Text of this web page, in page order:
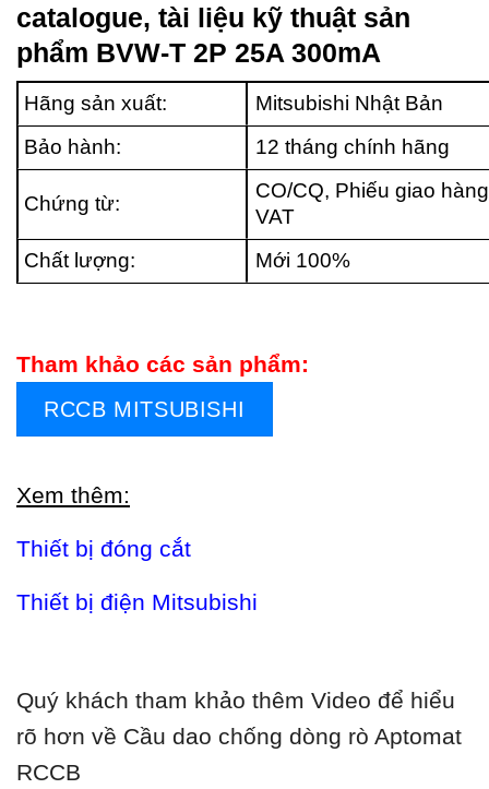
catalogue, tài liệu kỹ thuật sản
phẩm BVW-T 2P 25A 300mA
Hãng sản xuất:
Mitsubishi Nhật Bản
Bảo hành:
12 tháng chính hãng
Chứng từ:
CO/CQ, Phiếu giao
VAT
Chất lượng:
Mới 100%
Tham khảo các sản phẩm:
RCCB MITSUBISHI
Xem thêm:
Thiết bị đóng cắt
Thiết bị điện Mitsubishi
Quý khách tham khảo thêm Video để hiểu
rõ hơn về Cầu dao chống dòng rò Aptomat
RCCB